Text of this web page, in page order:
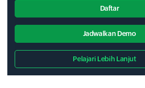
Daftar
Jadwalkan Demo
Pelajari Lebih Lanjut